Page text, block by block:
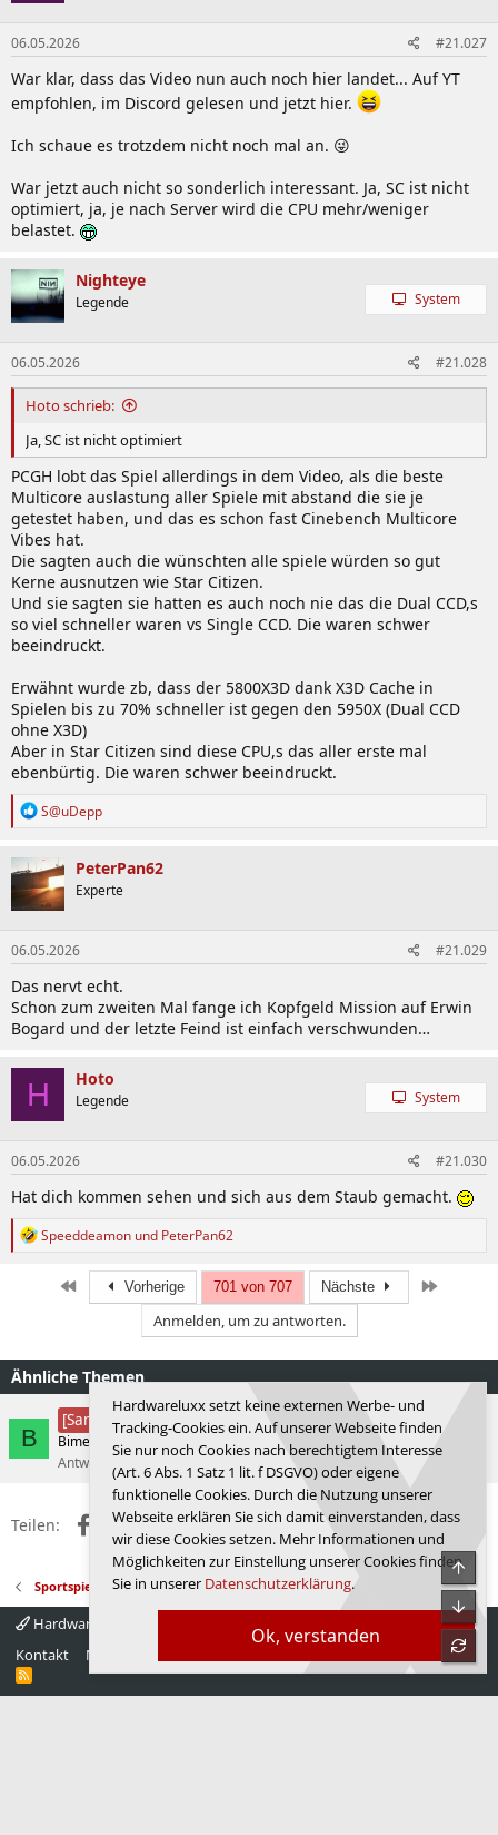
06.05.2026 #21.027
War klar, dass das Video nun auch noch hier landet... Auf YT
empfohlen, im Discord gelesen und jetzt hier.
Ich schaue es trotzdem nicht noch mal an. 😜
War jetzt auch nicht so sonderlich interessant. Ja, SC ist nicht
optimiert, ja, je nach Server wird die CPU mehr/weniger
belastet.
Nighteye
Legende System
06.05.2026 #21.028
Hoto schrieb:
Ja, SC ist nicht optimiert
PCGH lobt das Spiel allerdings in dem Video, als die beste
Multicore auslastung aller Spiele mit abstand die sie je
getestet haben, und das es schon fast Cinebench Multicore
Vibes hat.
Die sagten auch die wünschten alle spiele würden so gut
Kerne ausnutzen wie Star Citizen.
Und sie sagten sie hatten es auch noch nie das die Dual CCD,s
so viel schneller waren vs Single CCD. Die waren schwer
beeindruckt.
Erwähnt wurde zb, dass der 5800X3D dank X3D Cache in
Spielen bis zu 70% schneller ist gegen den 5950X (Dual CCD
ohne X3D)
Aber in Star Citizen sind diese CPU,s das aller erste mal
ebenbürtig. Die waren schwer beeindruckt.
R
k
t
i
o
n
e
n
S@uDepp
PeterPan62
Experte
06.05.2026 #21.029
Das nervt echt.
Schon zum zweiten Mal fange ich Kopfgeld Mission auf Erwin
Bogard und der letzte Feind ist einfach verschwunden…
H Hoto
Legende System
06.05.2026 #21.030
Hat dich kommen sehen und sich aus dem Staub gemacht.
R
n
e
n
Speeddeamon und PeterPan62
Erste Vorherige 701 von 707 Nächste
Anmelden, um zu antworten.
Ähnliche Themen
B
[Sammelthread] Star Wars Outlaws
Bimer
Actionspiele
Antworten
15.05.2026 Bimer
Teilen: FacebookX (Twitter)
RedditWhatsApp
E-MailLink
Sportspiele & Simulationen
Hardwareluxx 4.0
Kontakt
Nutzungsbedingungen Startseite
R
Ok, verstanden
Hardwareluxx setzt keine externen Werbe- und
Tracking-Cookies ein. Auf unserer Webseite finden
Sie nur noch Cookies nach berechtigtem Interesse
(Art. 6 Abs. 1 Satz 1 lit. f DSGVO) oder eigene
funktionelle Cookies. Durch die Nutzung unserer
Webseite erklären Sie sich damit einverstanden, dass
wir diese Cookies setzen. Mehr Informationen und
Möglichkeiten zur Einstellung unserer Cookies finden
Sie in unserer Datenschutzerklärung.